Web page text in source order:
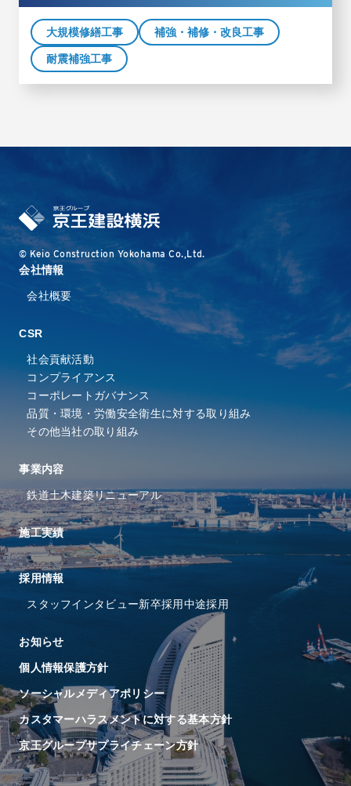
大規模修繕工事 補強・補修・改良工事
耐震補強工事
© Keio Construction Yokohama Co.,Ltd.
会社情報
会社概要
CSR
社会貢献活動
コンプライアンス
コーポレートガバナンス
品質・環境・労働安全衛⽣に対する取り組み
その他当社の取り組み
事業内容
鉄道土木建築リニューアル
施工実績
採⽤情報
スタッフインタビュー新卒採用中途採用
お知らせ
個人情報保護方針
ソーシャルメディアポリシー
カスタマーハラスメントに対する基本方針
京王グループサプライチェーン方針